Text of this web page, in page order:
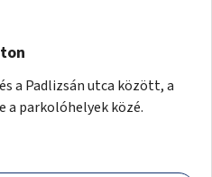
keresztül.
a Padlizsán utca között, a
parkolóhelyek közé.